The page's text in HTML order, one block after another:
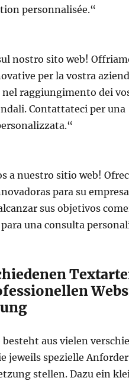
personnalisée.“
nostro sito web!
per la vostra
raggiungimento dei
Contattateci per una
a nuestro sitio web!
para su
sus objetivos
una consulta
besteht aus vielen
jeweils spezielle
stellen. Dazu ein